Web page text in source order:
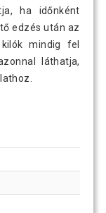
ha időnként
edzés után az
mindig fel
láthatja,